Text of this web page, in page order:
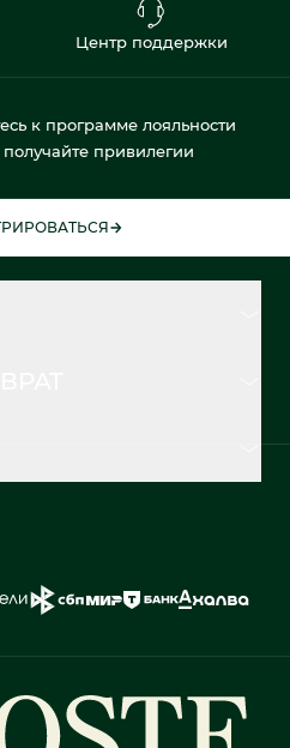
Центр поддержки
к программе лояльности
привилегии